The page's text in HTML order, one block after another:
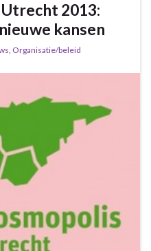
2013:
kansen
, Organisatie/beleid